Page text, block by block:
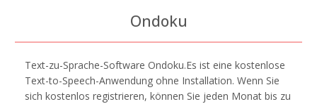
Ondoku
Text-zu-Sprache-Software Ondoku.Es ist eine kostenlose
Text-to-Speech-Anwendung ohne Installation. Wenn Sie
sich kostenlos registrieren, können Sie jeden Monat bis zu